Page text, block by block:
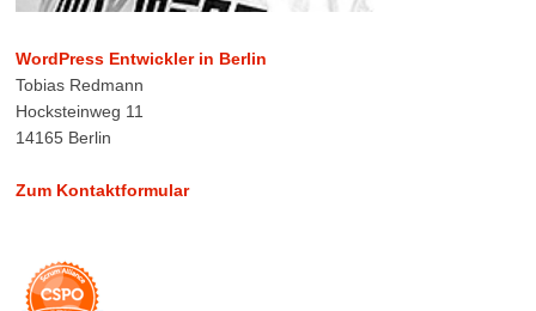
WordPress Entwickler in Berlin
Tobias Redmann
Hocksteinweg 11
14165 Berlin
Zum Kontaktformular